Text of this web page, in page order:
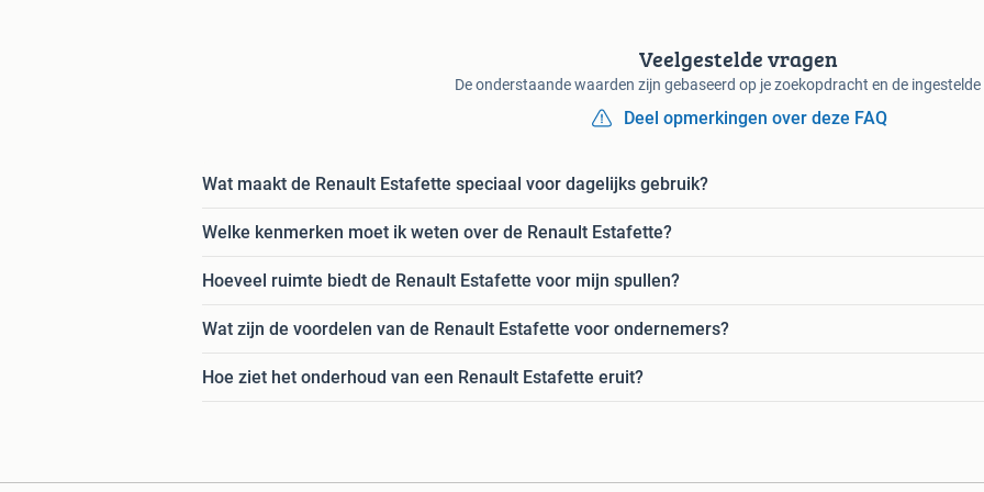
Veelgestelde vragen
De onderstaande waarden zijn gebaseerd op je zoekopdracht en de
Deel opmerkingen over deze FAQ
Wat maakt de Renault Estafette speciaal voor dagelijks gebruik?
Welke kenmerken moet ik weten over de Renault Estafette?
Hoeveel ruimte biedt de Renault Estafette voor mijn spullen?
Wat zijn de voordelen van de Renault Estafette voor ondernemers?
Hoe ziet het onderhoud van een Renault Estafette eruit?